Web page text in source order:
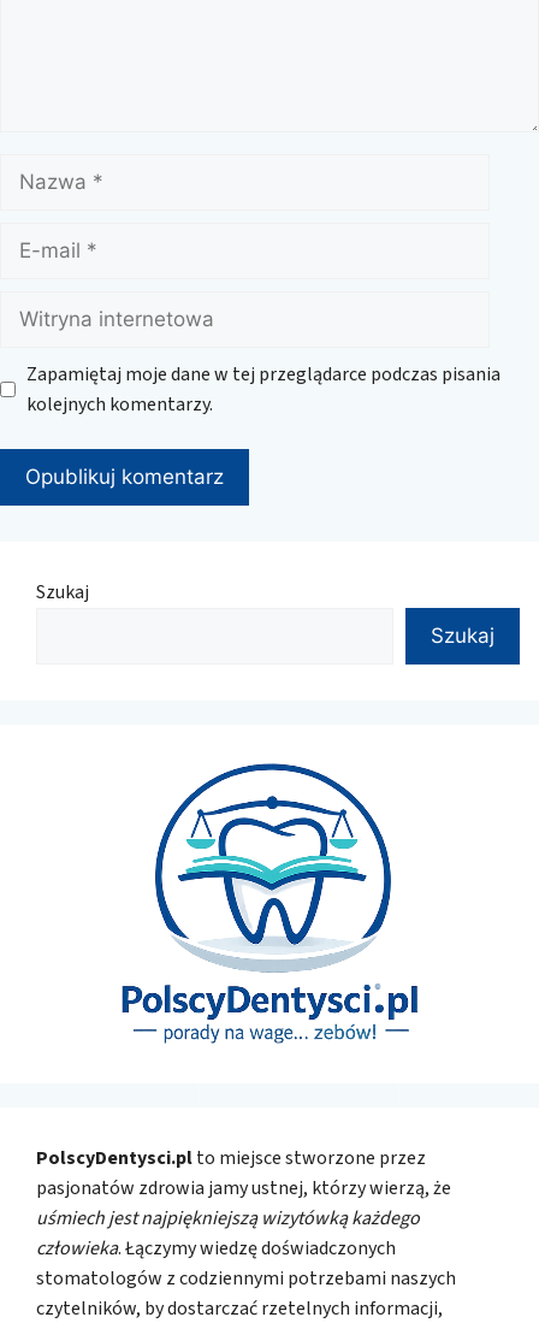
Nazwa
mail
Witryna
internetowa
Zapamiętaj moje dane w tej przeglądarce podczas pisania
kolejnych komentarzy.
Szukaj
Szukaj
PolscyDentysci.plto miejsce stworzone przez
pasjonatów zdrowia jamy ustnej, którzy wierzą, że
uśmiech jest najpiękniejszą wizytówką każdego
człowieka. Łączymy wiedzę doświadczonych
stomatologów z codziennymi potrzebami naszych
czytelników, by dostarczać rzetelnych informacji,